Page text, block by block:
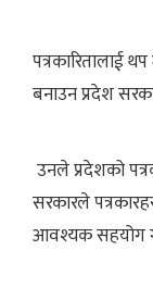
पत्रकारितालाई
बनाउन प्रदेश
उनले प्रदेशको
सरकारले
आवश्यक सहयोग